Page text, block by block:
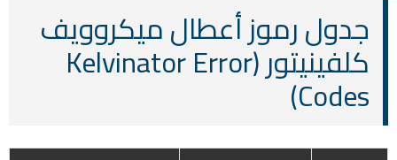
جدول رموز أعطال ميكروويف
كلفينيتور (Kelvinator Error
Codes)